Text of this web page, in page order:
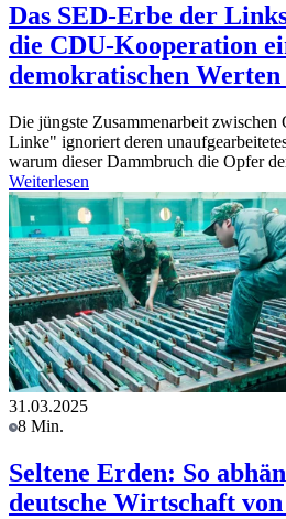
Das SED-Erbe der
die CDU-Kooperation
demokratischen
Die jüngste Zusammenarbeit
Linke" ignoriert deren
warum dieser Dammbruch die Opfer
Weiterlesen
31.03.2025
8 Min.
Seltene Erden: So
deutsche Wirtschaft